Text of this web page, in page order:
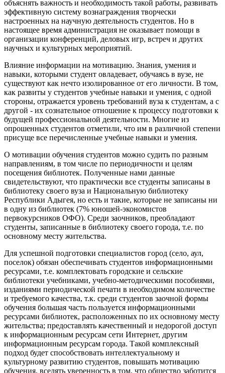
объяснять важность и необходимость такой работы, развивать
эффективную систему вознаграждения творчески
настроенных на научную деятельность студентов. Но в
настоящее время администрация не оказывает помощи в
организации конференций, деловых игр, встреч и других
научных и культурных мероприятий.
Влияние информации на мотивацию. Знания, умения и
навыки, которыми студент овладевает, обучаясь в вузе, не
существуют как нечто изолированное от его личности. В том,
как развиты у студентов учебные навыки и умения, с одной
стороны, отражается уровень требований вуза к студентам, а с
другой - их сознательное отношение к процессу подготовки к
будущей профессиональной деятельности. Многие из
опрошенных студентов отметили, что им в различной степени
присуще все перечисленные учебные навыки и умения.
О мотивации обучения студентов можно судить по разным
направлениям, в том числе по периодичности и целям
посещения библиотек. Полученные нами данные
свидетельствуют, что практически все студенты записаны в
библиотеку своего вуза и Национальную библиотеку
Республики Адыгея, но есть и такие, которые не записаны ни
в одну из библиотек (7% юношей-экономистов
первокурсников ОФО). Среди заочников, преобладают
студенты, записанные в библиотеку своего города, т.е. по
основному месту жительства.
Для успешной подготовки специалистов город (село, аул,
поселок) обязан обеспечивать студентов информационными
ресурсами, т.е. комплектовать городские и сельские
библиотеки учебниками, учебно-методическими пособиями,
изданиями периодической печати в необходимом количестве
и требуемого качества, т.к. среди студентов заочной формы
обучения большая часть пользуется информационными
ресурсами библиотек, расположенных по их основному месту
жительства; предоставлять качественный и недорогой доступ
к информационным ресурсам сети Интернет, другим
информационным ресурсам города. Такой комплексный
подход будет способствовать интеллектуальному и
культурному развитию студентов, повышать мотивацию
обучения, вселять уверенность в том, что общество заботится